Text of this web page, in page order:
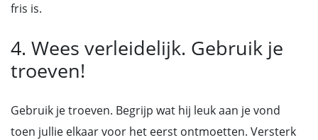
fris is.
4. Wees verleidelijk. Gebruik je
troeven!
Gebruik je troeven. Begrijp wat hij leuk aan je vond
toen jullie elkaar voor het eerst ontmoetten. Versterk